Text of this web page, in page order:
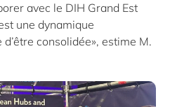
avec le DIH Grand Est
une dynamique
consolidée», estime M.